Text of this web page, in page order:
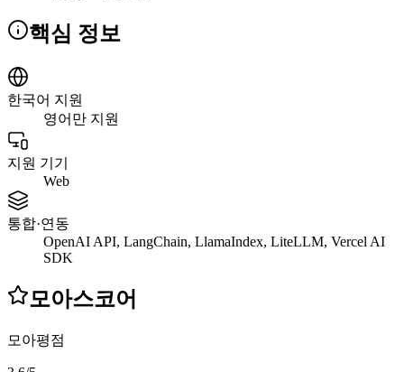
핵심 정보
한국어 지원
영어만 지원
지원 기기
Web
통합·연동
OpenAI API, LangChain, LlamaIndex, LiteLLM, Vercel AI
SDK
모아스코어
모아평점